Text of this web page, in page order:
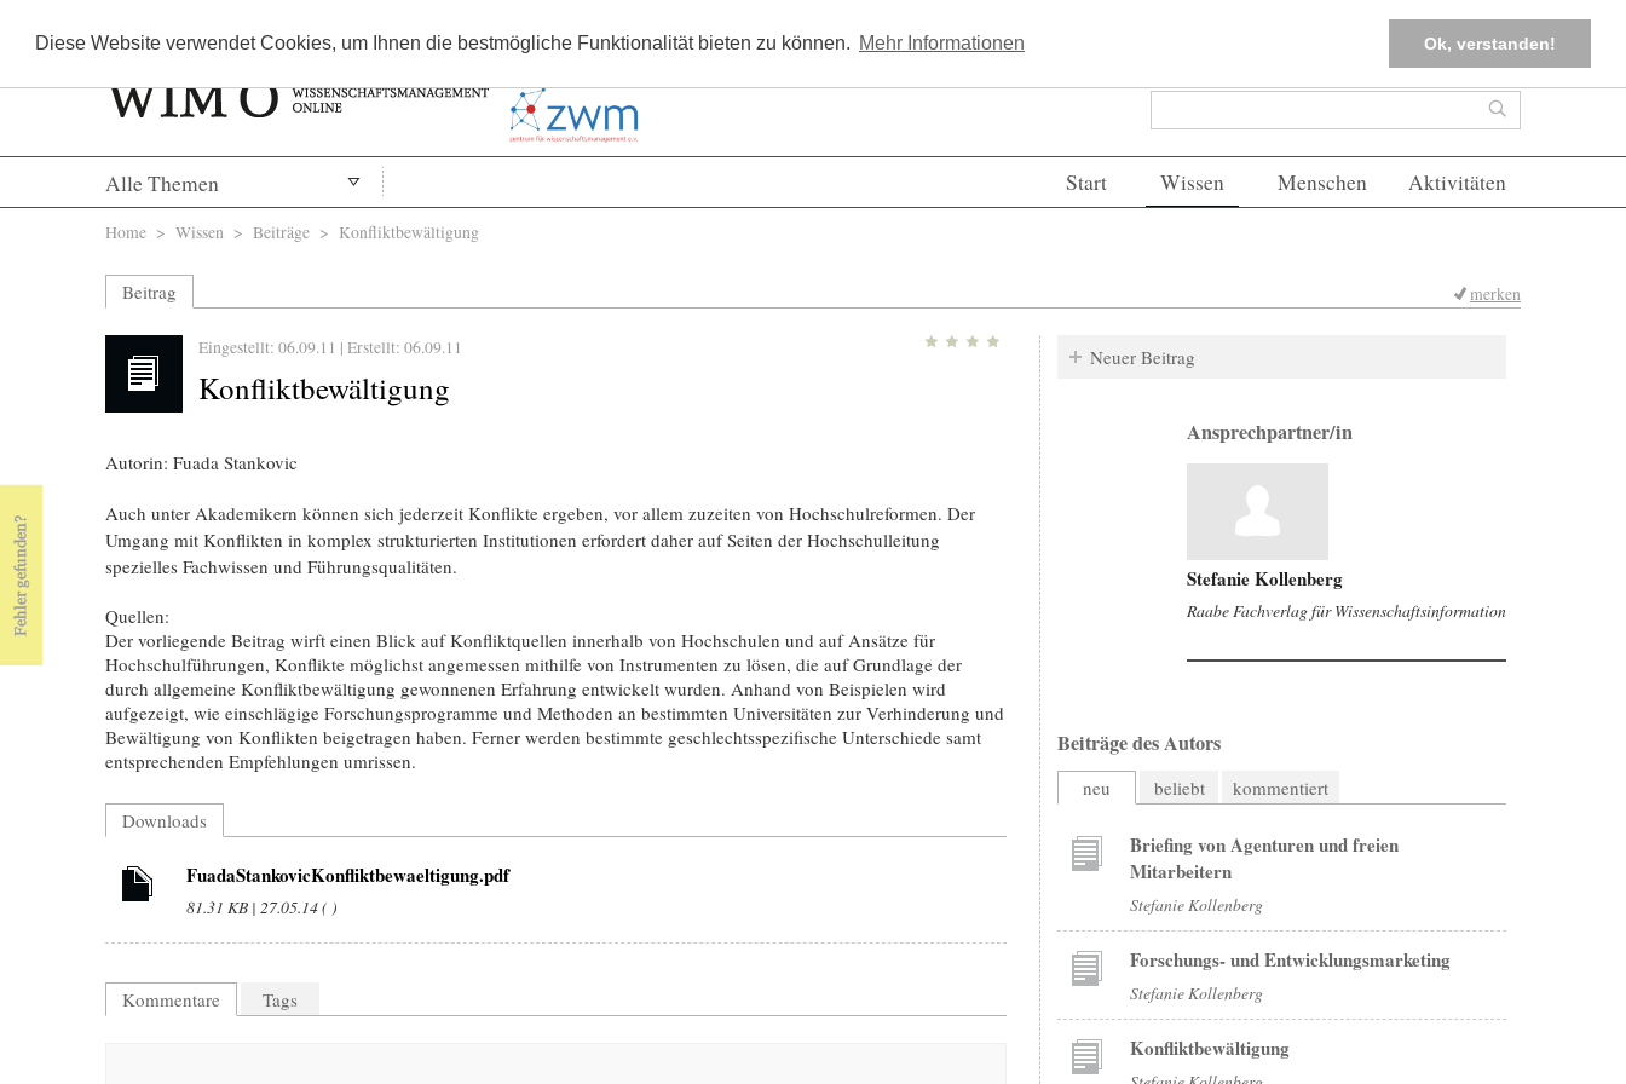
Diese Website verwendet Cookies, um Ihnen die bestmögliche Funktionalität bieten zu können. Mehr Informationen Ok, verstanden!
Kostenlos registrieren FAQs Einloggen
Suchformular Suche
Alle Themen Start Wissen Menschen Aktivitäten
Sie sind hier
Home > Wissen > Beiträge > Konfliktbewältigung
Beitrag merken
Eingestellt: 06.09.11 | Erstellt: 06.09.11
Konfliktbewältigung
Autorin: Fuada Stankovic
Auch unter Akademikern können sich jederzeit Konflikte ergeben, vor allem zuzeiten von Hochschulreformen. Der
Umgang mit Konflikten in komplex strukturierten Institutionen erfordert daher auf Seiten der Hochschulleitung
spezielles Fachwissen und Führungsqualitäten.
Quellen:
Der vorliegende Beitrag wirft einen Blick auf Konfliktquellen innerhalb von Hochschulen und auf Ansätze für
Hochschulführungen, Konflikte möglichst angemessen mithilfe von Instrumenten zu lösen, die auf Grundlage der
durch allgemeine Konfliktbewältigung gewonnenen Erfahrung entwickelt wurden. Anhand von Beispielen wird
aufgezeigt, wie einschlägige Forschungsprogramme und Methoden an bestimmten Universitäten zur Verhinderung und
Bewältigung von Konflikten beigetragen haben. Ferner werden bestimmte geschlechtsspezifische Unterschiede samt
entsprechenden Empfehlungen umrissen.
Downloads
FuadaStankovicKonfliktbewaeltigung.pdf
81.31 KB | 27.05.14 ( )
Kommentare Tags
Neuer Beitrag
Ansprechpartner/in
Stefanie Kollenberg
Raabe Fachverlag für Wissenschaftsinformation
Beiträge des Autors
neu beliebt kommentiert
Briefing von Agenturen und freien
Mitarbeitern
Stefanie Kollenberg
Forschungs- und Entwicklungsmarketing
Stefanie Kollenberg
Konfliktbewältigung